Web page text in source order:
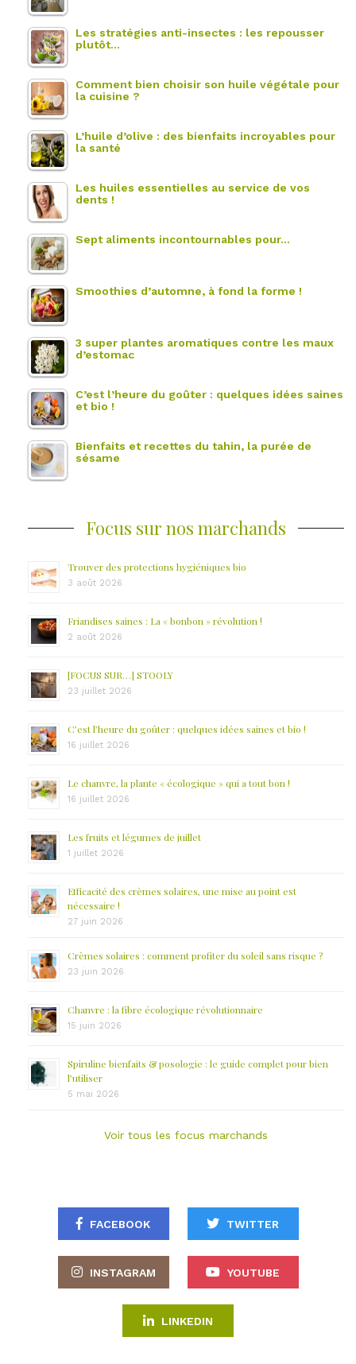
Les stratégies anti-insectes : les repousser
plutôt…
Comment bien choisir son huile végétale pour
la cuisine ?
L’huile d’olive : des bienfaits incroyables pour
la santé
Les huiles essentielles au service de vos
dents !
Sept aliments incontournables pour…
Smoothies d’automne, à fond la forme !
3 super plantes aromatiques contre les maux
d’estomac
C’est l’heure du goûter : quelques idées saines
et bio !
Bienfaits et recettes du tahin, la purée de
sésame
Focus sur nos marchands
Trouver des protections hygiéniques bio
3 août 2026
Friandises saines : La « bonbon » révolution !
2 août 2026
[FOCUS SUR…] STOOLY
23 juillet 2026
C’est l’heure du goûter : quelques idées saines et bio !
16 juillet 2026
Le chanvre, la plante « écologique » qui a tout bon !
16 juillet 2026
Les fruits et légumes de juillet
1 juillet 2026
Efficacité des crèmes solaires, une mise au point est
nécessaire !
27 juin 2026
Crèmes solaires : comment profiter du soleil sans risque ?
23 juin 2026
Chanvre : la fibre écologique révolutionnaire
15 juin 2026
Spiruline bienfaits & posologie : le guide complet pour bien
l’utiliser
5 mai 2026
Voir tous les focus marchands
FACEBOOK TWITTER
INSTAGRAM YOUTUBE
LINKEDIN